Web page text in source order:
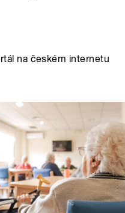
na českém internetu